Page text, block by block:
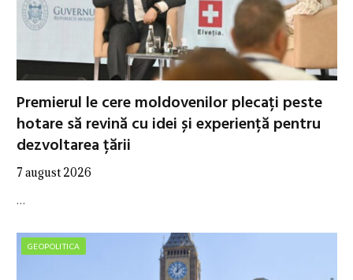
Premierul le cere moldovenilor plecați peste
hotare să revină cu idei și experiență pentru
dezvoltarea țării
7 august 2026
…
GEOPOLITICA